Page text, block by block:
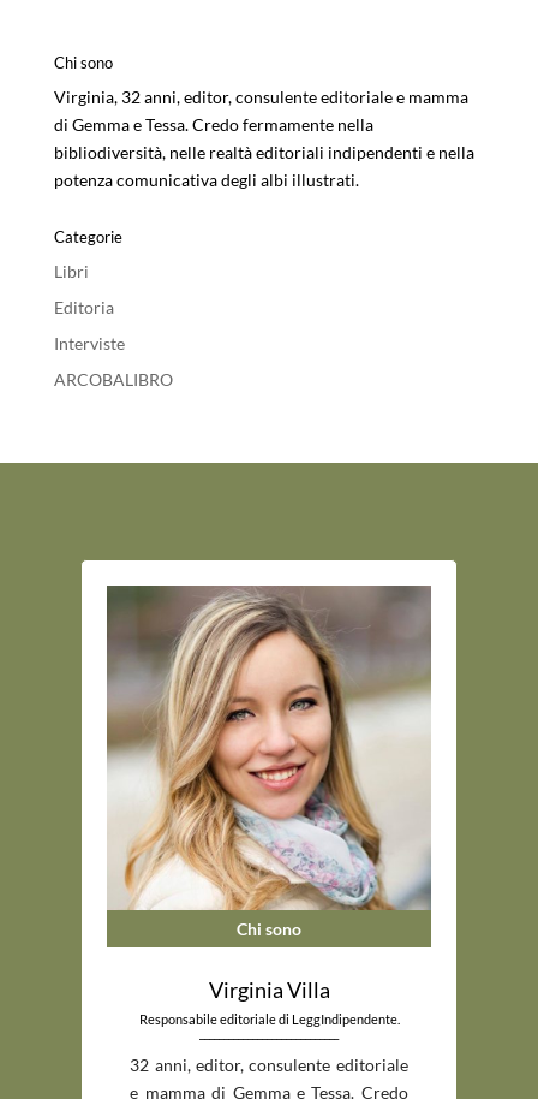
Chi sono
Virginia, 32 anni, editor, consulente editoriale e mamma
di Gemma e Tessa. Credo fermamente nella
bibliodiversità, nelle realtà editoriali indipendenti e nella
potenza comunicativa degli albi illustrati.
Categorie
Libri
Editoria
Interviste
ARCOBALIBRO
Chi sono
Virginia Villa
Responsabile editoriale di LeggIndipendente.
_____________________________
32 anni, editor, consulente editoriale
e mamma di Gemma e Tessa. Credo